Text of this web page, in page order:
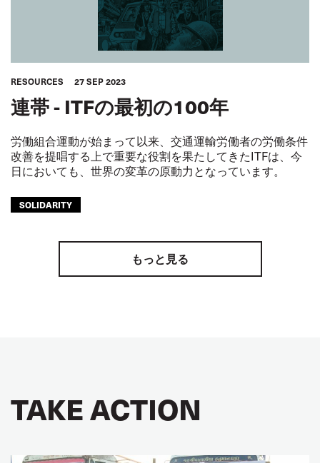
RESOURCES 27 SEP 2023
連帯 - ITFの最初の100年
労働組合運動が始まって以来、交通運輸労働者の労働条件
改善を提唱する上で重要な役割を果たしてきたITFは、今
日においても、世界の変革の原動力となっています。
SOLIDARITY
もっと見る
TAKE ACTION